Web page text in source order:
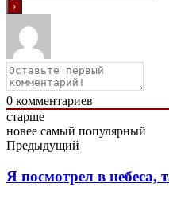
0 комментариев
старше
новее самый популярный
Предыдущий
Я посмотрел в небеса,